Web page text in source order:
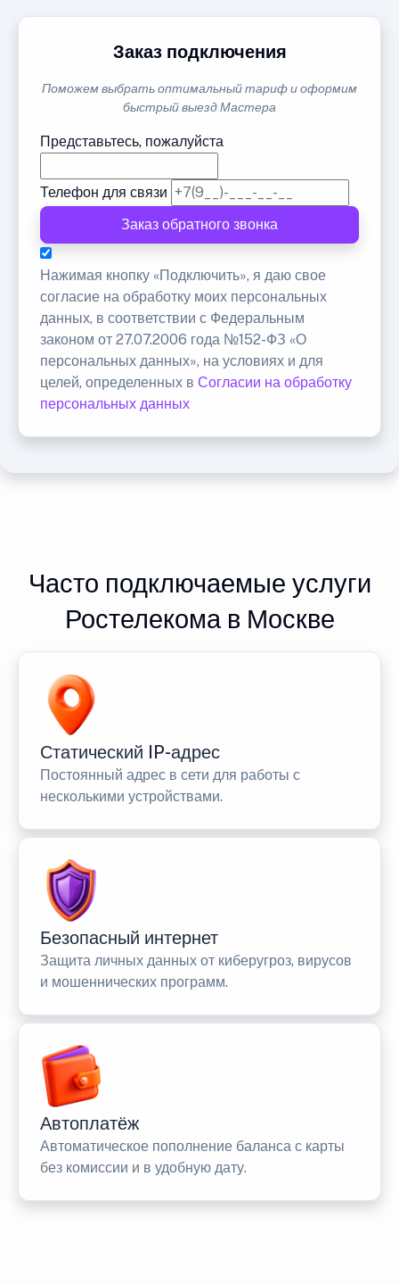
Заказ подключения
Поможем выбрать оптимальный тариф и оформим
быстрый выезд Мастера
Представьтесь, пожалуйста
Телефон для связи
Заказ обратного звонка
Нажимая кнопку «Подключить», я даю свое
согласие на обработку моих персональных
данных, в соответствии с Федеральным
законом от 27.07.2006 года №152-ФЗ «О
персональных данных», на условиях и для
целей, определенных в Согласии на обработку
персональных данных
Часто подключаемые услуги
Ростелекома в Москве
Статический IP-адрес
Постоянный адрес в сети для работы с
несколькими устройствами.
Безопасный интернет
Защита личных данных от киберугроз, вирусов
и мошеннических программ.
Автоплатёж
Автоматическое пополнение баланса с карты
без комиссии и в удобную дату.